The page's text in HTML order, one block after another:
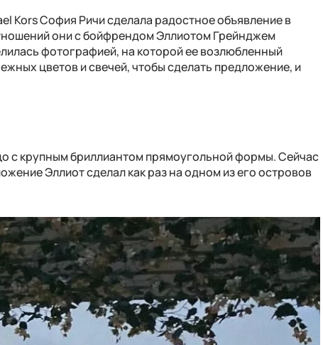
Kors София Ричи сделала радостное объявление в
они с бойфрендом Эллиотом Грейнджем
фотографией, на которой ее возлюбленный
цветов и свечей, чтобы сделать предложение, и
с крупным бриллиантом прямоугольной формы. Сейчас
Эллиот сделал как раз на одном из его островов